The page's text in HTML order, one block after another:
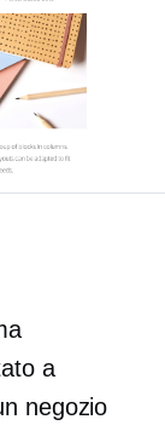
a
negozio